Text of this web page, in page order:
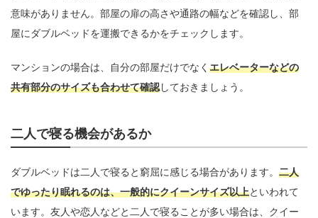
意味がありません。部屋の扉の高さや通路の幅などを確認し、部
屋にダブルベッドを運搬できるかをチェックします。
マンションの場合は、自分の部屋だけでなく エレベーターなどの
共有部分のサイズも合わせて確認しておきましょう。
二人で寝る機会があるか
ダブルベッドは二人で寝ると窮屈に感じる場合があります。 二人
でゆったり眠れるのは、一般的にクイーンサイズ以上といわれて
います。友人や恋人などと二人で寝ることが多い場合は、クイー